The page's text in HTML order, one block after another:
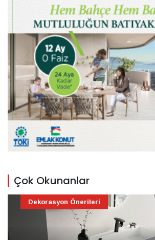
Çok Okunanlar
Dekorasyon Önerileri